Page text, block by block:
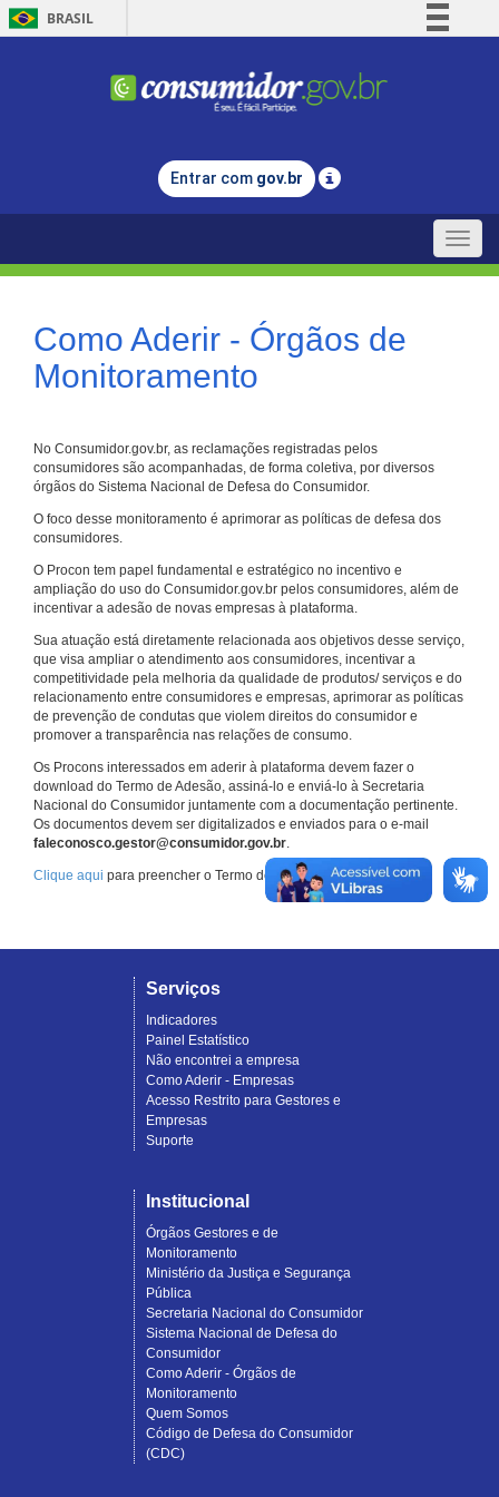
BRASIL
Comunica BR
Legislação
Entrar com gov.br
Toggle
Como Aderir - Órgãos de
Monitoramento
No Consumidor.gov.br, as reclamações registradas pelos
consumidores são acompanhadas, de forma coletiva, por diversos
órgãos do Sistema Nacional de Defesa do Consumidor.
O foco desse monitoramento é aprimorar as políticas de defesa dos
consumidores.
O Procon tem papel fundamental e estratégico no incentivo e
ampliação do uso do Consumidor.gov.br pelos consumidores, além de
incentivar a adesão de novas empresas à plataforma.
Sua atuação está diretamente relacionada aos objetivos desse serviço,
que visa ampliar o atendimento aos consumidores, incentivar a
competitividade pela melhoria da qualidade de produtos/ serviços e do
relacionamento entre consumidores e empresas, aprimorar as políticas
de prevenção de condutas que violem direitos do consumidor e
promover a transparência nas relações de consumo.
Os Procons interessados em aderir à plataforma devem fazer o
download do Termo de Adesão, assiná-lo e enviá-lo à Secretaria
Nacional do Consumidor juntamente com a documentação pertinente.
Os documentos devem ser digitalizados e enviados para o e-mail
faleconosco.gestor@consumidor.gov.br.
Clique aqui para preencher o Termo de Adesão.
Serviços
Indicadores
Painel Estatístico
Não encontrei a empresa
Como Aderir - Empresas
Acesso Restrito para Gestores e
Empresas
Suporte
Institucional
Órgãos Gestores e de
Monitoramento
Ministério da Justiça e Segurança
Pública
Secretaria Nacional do Consumidor
Sistema Nacional de Defesa do
Consumidor
Como Aderir - Órgãos de
Monitoramento
Quem Somos
Código de Defesa do Consumidor
(CDC)